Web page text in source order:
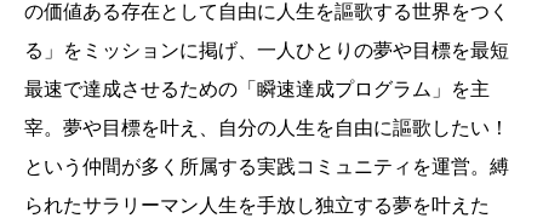
の価値ある存在として自由に人生を謳歌する世界をつく
る」をミッションに掲げ、一人ひとりの夢や目標を最短
最速で達成させるための「瞬速達成プログラム」を主
宰。夢や目標を叶え、自分の人生を自由に謳歌したい！
という仲間が多く所属する実践コミュニティを運営。縛
られたサラリーマン人生を手放し独立する夢を叶えた